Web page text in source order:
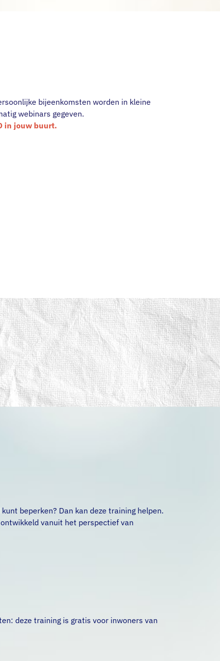
bijeenkomsten worden in kleine
webinars gegeven.
in jouw buurt.
beperken? Dan kan deze training helpen.
vanuit het perspectief van
deze training is gratis voor inwoners van